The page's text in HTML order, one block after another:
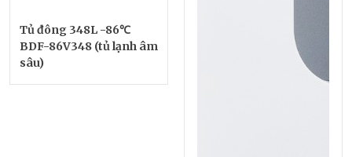
Tủ đông 348L -86℃
BDF-86V348 (tủ lạnh âm
sâu)